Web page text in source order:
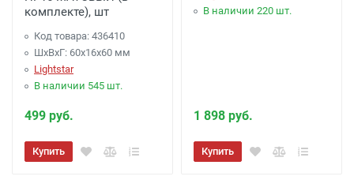
комплекте), шт
Код товара: 436410
ШхВхГ: 60x16x60 мм
Lightstar
В наличии 545 шт.
499 руб.
Купить
В наличии 220 шт.
1 898 руб.
Купить